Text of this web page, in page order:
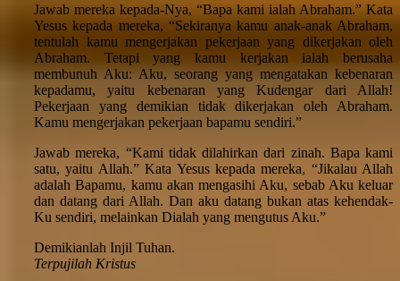
Jawab mereka kepada-Nya, “Bapa kami ialah Abraham.” Kata
Yesus kepada mereka, “Sekiranya kamu anak-anak Abraham,
tentulah kamu mengerjakan pekerjaan yang dikerjakan oleh
Abraham. Tetapi yang kamu kerjakan ialah berusaha
membunuh Aku: Aku, seorang yang mengatakan kebenaran
kepadamu, yaitu kebenaran yang Kudengar dari Allah!
Pekerjaan yang demikian tidak dikerjakan oleh Abraham.
Kamu mengerjakan pekerjaan bapamu sendiri.”
Jawab mereka, “Kami tidak dilahirkan dari zinah. Bapa kami
satu, yaitu Allah.” Kata Yesus kepada mereka, “Jikalau Allah
adalah Bapamu, kamu akan mengasihi Aku, sebab Aku keluar
dan datang dari Allah. Dan aku datang bukan atas kehendak-
Ku sendiri, melainkan Dialah yang mengutus Aku.”
Demikianlah Injil Tuhan.
Terpujilah Kristus